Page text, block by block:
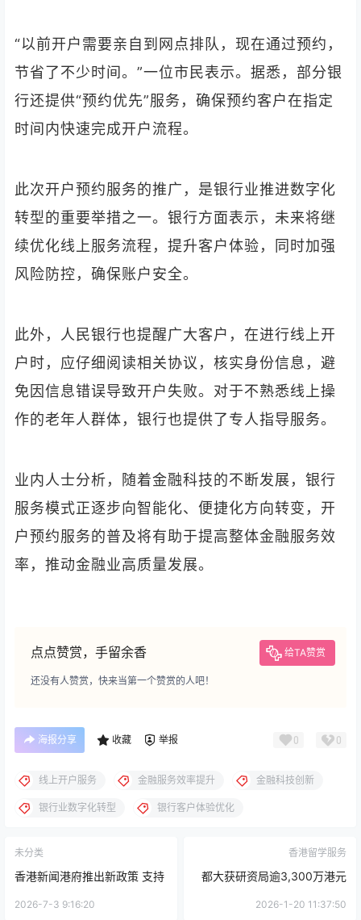
“以前开户需要亲自到网点排队，现在通过预约，
节省了不少时间。”一位市民表示。据悉，部分银
行还提供“预约优先”服务，确保预约客户在指定
时间内快速完成开户流程。
此次开户预约服务的推广，是银行业推进数字化
转型的重要举措之一。银行方面表示，未来将继
续优化线上服务流程，提升客户体验，同时加强
风险防控，确保账户安全。
此外，人民银行也提醒广大客户，在进行线上开
户时，应仔细阅读相关协议，核实身份信息，避
免因信息错误导致开户失败。对于不熟悉线上操
作的老年人群体，银行也提供了专人指导服务。
业内人士分析，随着金融科技的不断发展，银行
服务模式正逐步向智能化、便捷化方向转变，开
户预约服务的普及将有助于提高整体金融服务效
率，推动金融业高质量发展。
点点赞赏，手留余香 给TA赞赏
还没有人赞赏，快来当第一个赞赏的人吧！
海报分享 收藏 举报 0 0
线上开户服务 金融服务效率提升 金融科技创新
银行业数字化转型 银行客户体验优化
未分类
香港新闻港府推出新政策 支持
留学生就业与创业
2026-7-3 9:16:20
香港留学服务
都大获研资局逾3,300万港元
研究资助 占总额逾三成七，续
2026-1-20 11:37:50